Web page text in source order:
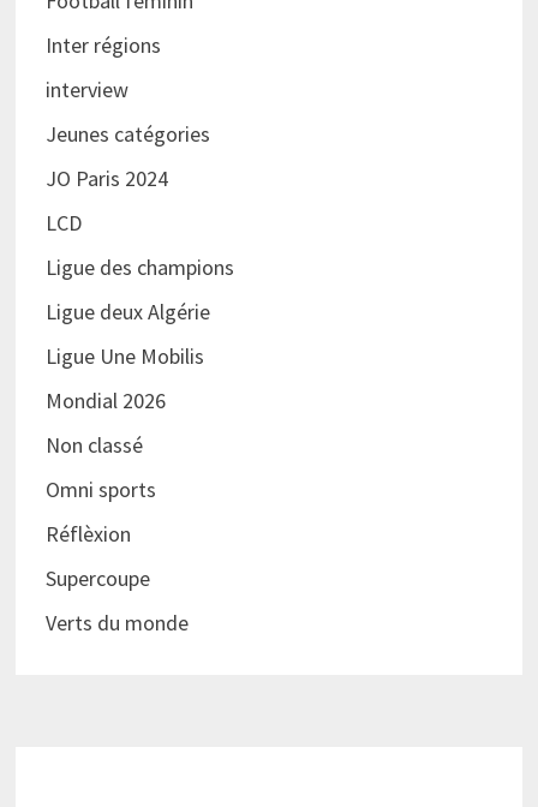
Inter régions
interview
Jeunes catégories
JO Paris 2024
LCD
Ligue des champions
Ligue deux Algérie
Ligue Une Mobilis
Mondial 2026
Non classé
Omni sports
Réflèxion
Supercoupe
Verts du monde